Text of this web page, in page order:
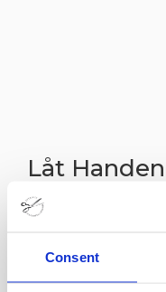
Consent
Låt
Bergöö